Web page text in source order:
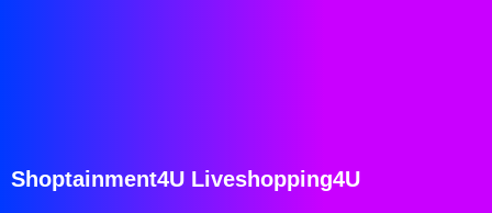
Shoptainment4U Liveshopping4U